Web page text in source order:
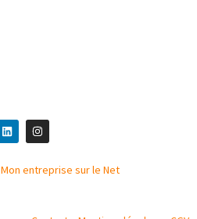
Mon entreprise sur le Net